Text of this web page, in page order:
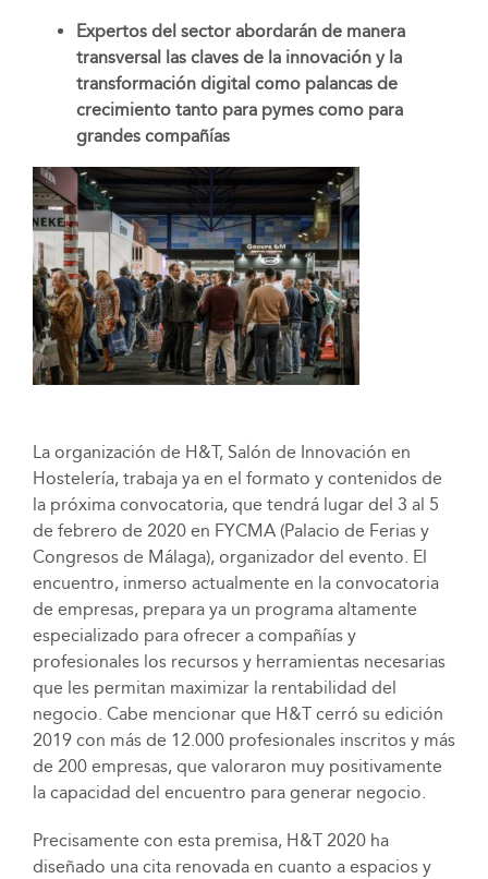
Expertos del sector abordarán de manera
transversal las claves de la innovación y la
transformación digital como palancas de
crecimiento tanto para pymes como para
grandes compañías
La organización de H&T, Salón de Innovación en
Hostelería, trabaja ya en el formato y contenidos de
la próxima convocatoria, que tendrá lugar del 3 al 5
de febrero de 2020 en FYCMA (Palacio de Ferias y
Congresos de Málaga), organizador del evento. El
encuentro, inmerso actualmente en la convocatoria
de empresas, prepara ya un programa altamente
especializado para ofrecer a compañías y
profesionales los recursos y herramientas necesarias
que les permitan maximizar la rentabilidad del
negocio. Cabe mencionar que H&T cerró su edición
2019 con más de 12.000 profesionales inscritos y más
de 200 empresas, que valoraron muy positivamente
la capacidad del encuentro para generar negocio.
Precisamente con esta premisa, H&T 2020 ha
diseñado una cita renovada en cuanto a espacios y